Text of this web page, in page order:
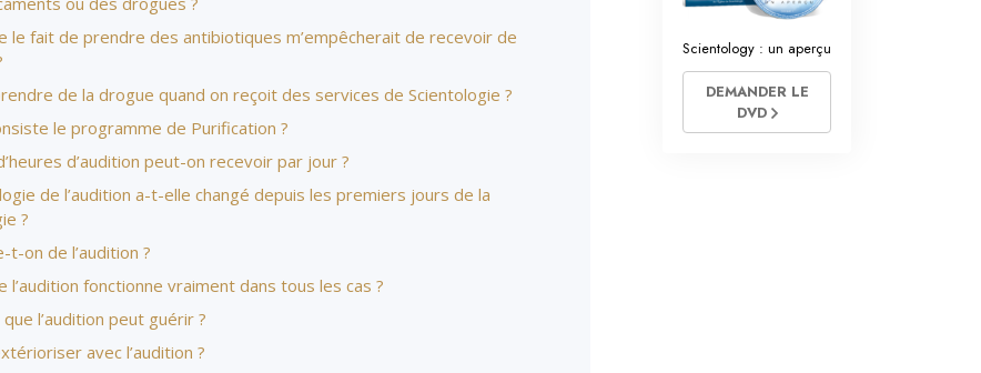
le fait de prendre des antibiotiques m’empêcherait de recevoir de
de la drogue quand on reçoit des services de Scientologie ?
le programme de Purification ?
d’audition peut-on recevoir par jour ?
de l’audition a-t-elle changé depuis les premiers jours de la
?
t-on de l’audition ?
l’audition fonctionne vraiment dans tous les cas ?
l’audition peut guérir ?
avec l’audition ?
Scientology : un aperçu
DEMANDER LE
DVD